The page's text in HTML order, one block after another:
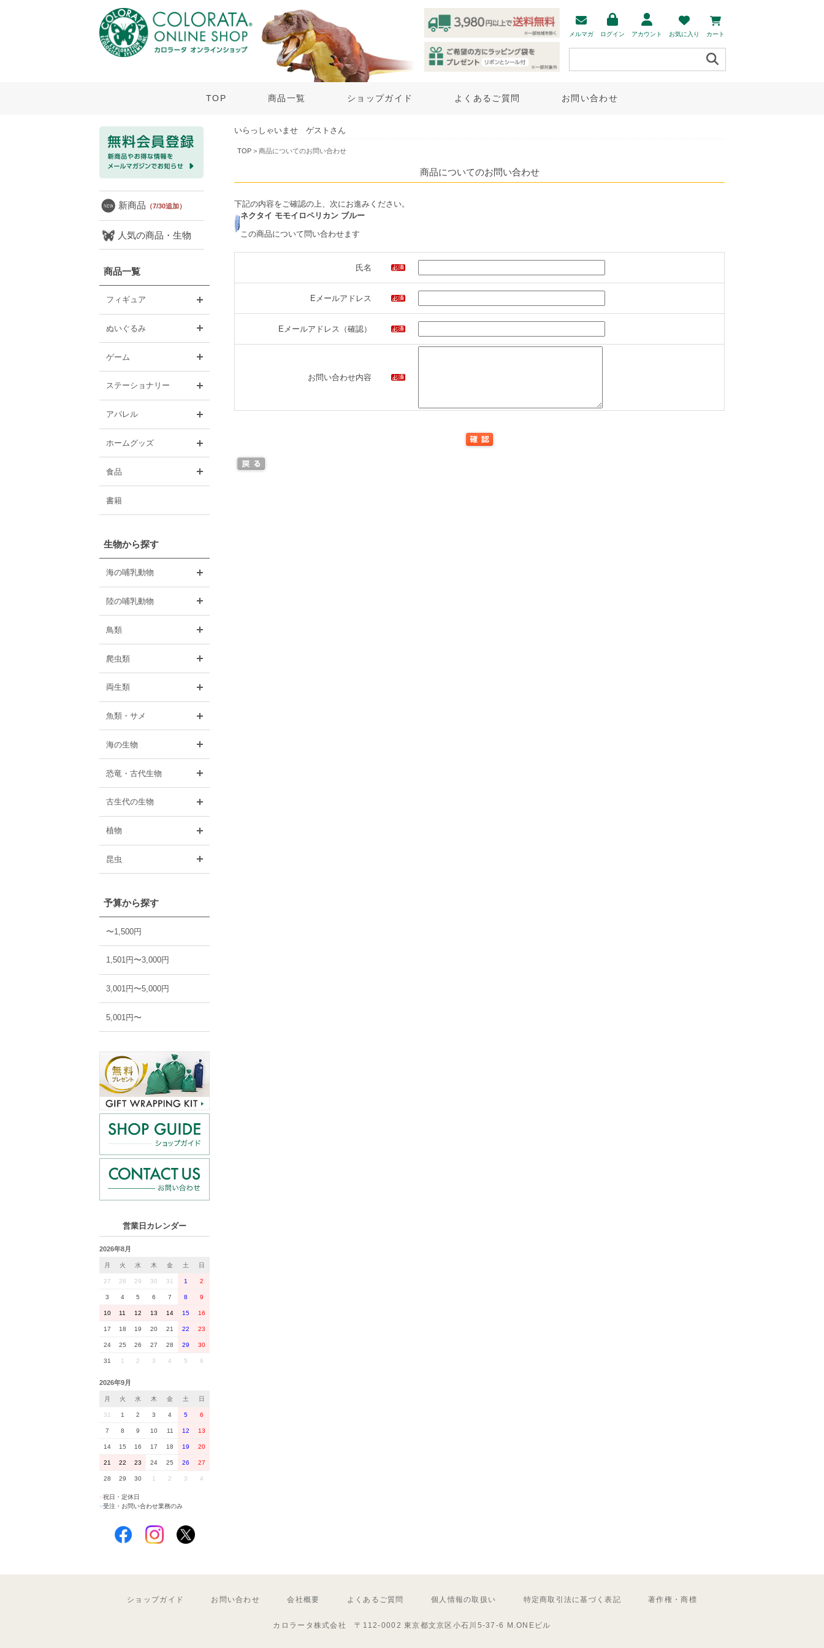
メルマガ ログイン アカウント お気に入り カート
TOP 商品一覧 ショップガイド よくあるご質問 お問い合わせ
新商品 （7/30追加）
人気の商品・生物
商品一覧
フィギュア
ぬいぐるみ
ゲーム
ステーショナリー
アパレル
ホームグッズ
食品
書籍
生物から探す
海の哺乳動物
陸の哺乳動物
鳥類
爬虫類
両生類
魚類・サメ
海の生物
恐竜・古代生物
古生代の生物
植物
昆虫
予算から探す
〜1,500円
1,501円〜3,000円
3,001円〜5,000円
5,001円〜
営業日カレンダー
2026年8月
月 火 水 木 金 土 日
27 28 29 30 31 1 2
3 4 5 6 7 8 9
10 11 12 13 14 15 16
17 18 19 20 21 22 23
24 25 26 27 28 29 30
31 1 2 3 4 5 6
2026年9月
月 火 水 木 金 土 日
31 1 2 3 4 5 6
7 8 9 10 11 12 13
14 15 16 17 18 19 20
21 22 23 24 25 26 27
28 29 30 1 2 3 4
祝日・定休日
■受注・お問い合わせ業務のみ
いらっしゃいませ ゲストさん
TOP > 商品についてのお問い合わせ
商品についてのお問い合わせ
下記の内容をご確認の上、次にお進みください。
ネクタイ モモイロペリカン ブルー
この商品について問い合わせます
氏名
Eメールアドレス
Eメールアドレス（確認）
お問い合わせ内容
ショップガイド お問い合わせ 会社概要 よくあるご質問 個人情報の取扱い 特定商取引法に基づく表記 著作権・商標
カロラータ株式会社 〒112-0002 東京都文京区小石川5-37-6 M.ONEビル